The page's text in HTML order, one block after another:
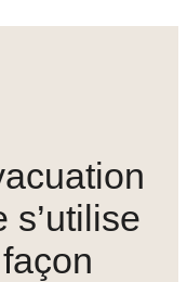
s’utilise